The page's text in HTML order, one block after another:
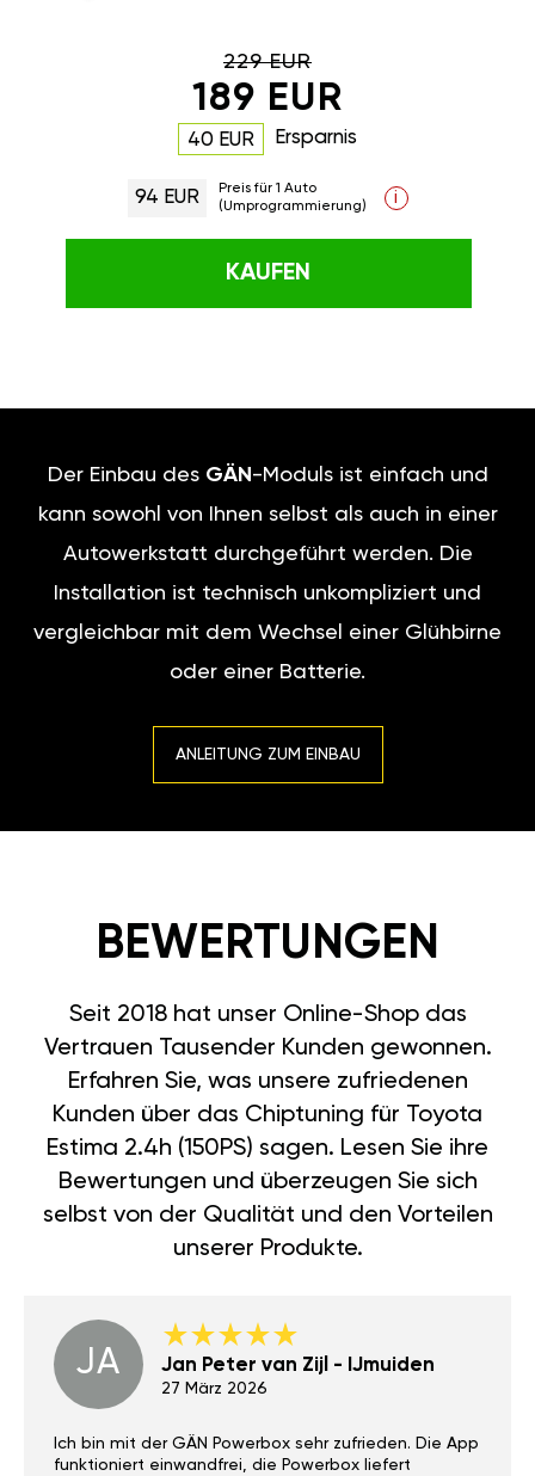
229 EUR
189 EUR
40 EUR Ersparnis
94 EUR
Preis für 1 Auto
(Umprogrammierung)
i
KAUFEN
Der Einbau des GÄN -Moduls ist einfach und
kann sowohl von Ihnen selbst als auch in einer
Autowerkstatt durchgeführt werden. Die
Installation ist technisch unkompliziert und
vergleichbar mit dem Wechsel einer Glühbirne
oder einer Batterie.
ANLEITUNG ZUM EINBAU
BEWERTUNGEN
Seit 2018 hat unser Online-Shop das
Vertrauen Tausender Kunden gewonnen.
Erfahren Sie, was unsere zufriedenen
Kunden über das Chiptuning für Toyota
Estima 2.4h (150PS) sagen. Lesen Sie ihre
Bewertungen und überzeugen Sie sich
selbst von der Qualität und den Vorteilen
unserer Produkte.
JA Jan Peter van Zijl - IJmuiden
27 März 2026
Ich bin mit der GÄN Powerbox sehr zufrieden. Die App
funktioniert einwandfrei, die Powerbox liefert